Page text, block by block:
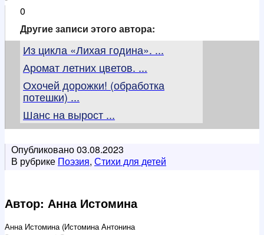
0
Другие записи этого автора:
Из цикла «Лихая година». ...
Аромат летних цветов. ...
Охочей дорожки! (обработка
потешки) ...
Шанс на вырост ...
Опубликовано03.08.2023
В рубрике Поэзия, Стихи для детей
Автор: Анна Истомина
Анна Истомина (Истомина Антонина